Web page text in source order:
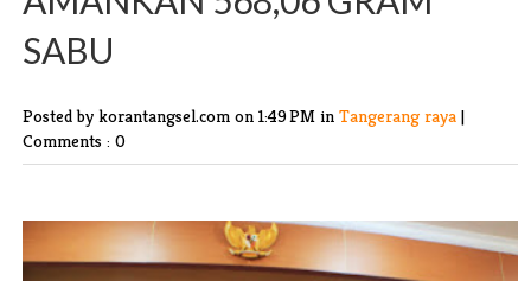
SABU
Posted by korantangsel.com on 1:49 PM in Tangerang raya |
Comments : 0